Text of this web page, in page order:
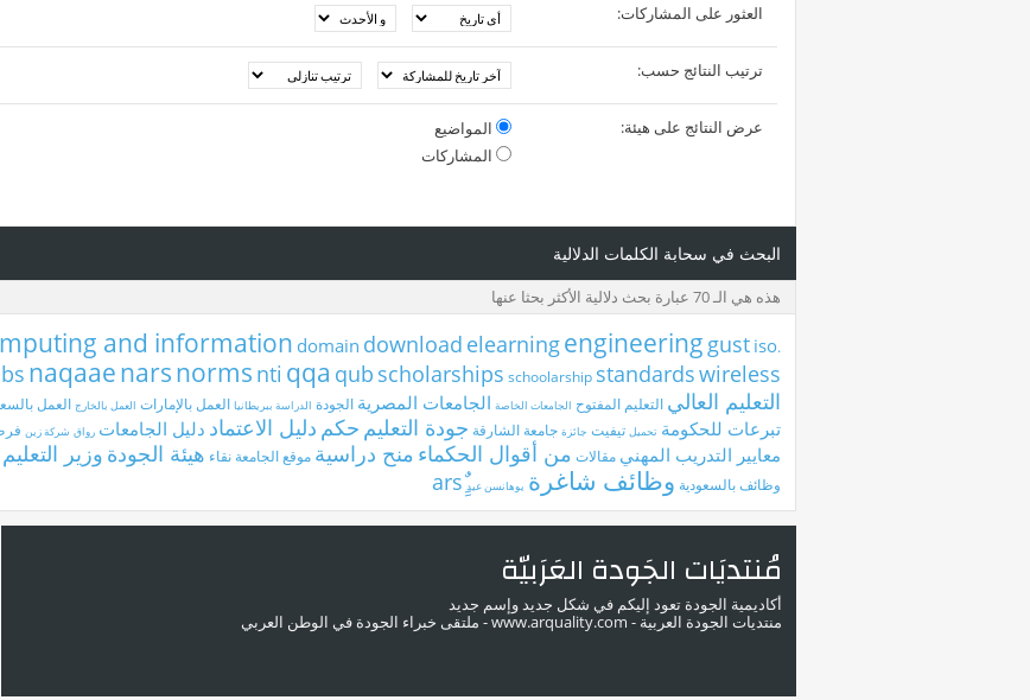
العثور على المشاركات:
ترتيب النتائج حسب:
عرض النتائج على هيئة:
المواضيع
المشاركات
البحث في سحابة الكلمات الدلالية
هذه هي الـ 70 عبارة بحث دلالية الأكثر بحثا عنها
.eg
and information domain download elearningengineering gust iso
naqaaenarsnorms nti qqa qub scholarships schoolarship standardswireless
التعليم العالي التعليم المفتوح الجامعات الخاصة الجامعات المصرية الجودة الدراسة ببريطانيا العمل بالإمارات العمل بالخارج العمل
تبرعات للحكومة تحميل تيفيت جائزة جامعة الشارقة جودة التعليم حكم دليل الاعتماد دليل الجامعات رواق شركة زين
معايير التدريب المهني مقالات من أقوال الحكماء منح دراسية موقع الجامعة نقاء هيئة الجودة وزير
وظائف بالسعودية وظائف شاغرة يوهانسن عيد
مُنتديَات الجَودة العَرَبيّة
أكاديمية الجودة تعود إليكم في شكل جديد وإسم جديد
منتديات الجودة العربية - www.arquality.com - ملتقى خبراء الجودة في الوطن العربي